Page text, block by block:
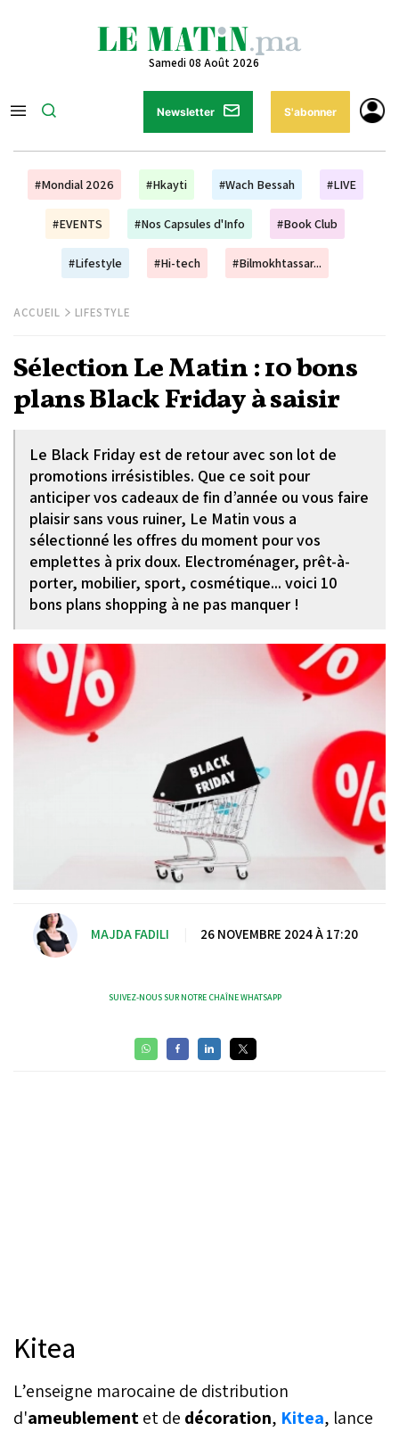
Samedi 08 Août 2026
Newsletter S'abonner
#Mondial 2026 #Hkayti #Wach Bessah #LIVE
#EVENTS #Nos Capsules d'Info #Book Club
#Lifestyle #Hi-tech #Bilmokhtassar...
ACCUEIL LIFESTYLE
Sélection Le Matin : 10 bons
plans Black Friday à saisir
Le Black Friday est de retour avec son lot de
promotions irrésistibles. Que ce soit pour
anticiper vos cadeaux de fin d’année ou vous faire
plaisir sans vous ruiner, Le Matin vous a
sélectionné les offres du moment pour vos
emplettes à prix doux. Electroménager, prêt-à-
porter, mobilier, sport, cosmétique... voici 10
bons plans shopping à ne pas manquer !
MAJDA FADILI 26 NOVEMBRE 2024 À 17:20
SUIVEZ-NOUS SUR NOTRE CHAÎNE WHATSAPP
Kitea
L’enseigne marocaine de distribution
d'ameublementet de décoration, Kitea, lance